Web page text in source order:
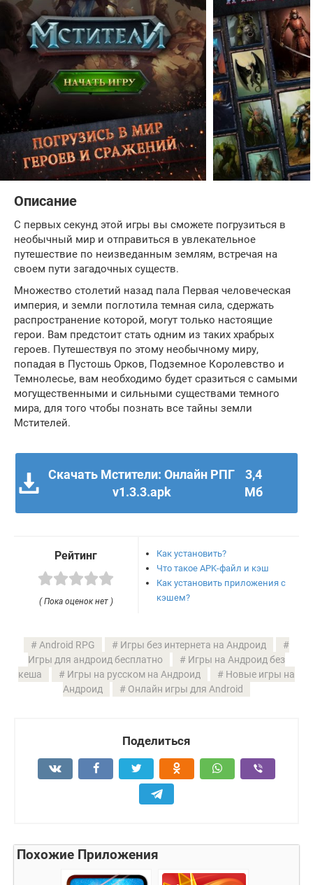
Описание
С первых секунд этой игры вы сможете погрузиться в
необычный мир и отправиться в увлекательное
путешествие по неизведанным землям, встречая на
своем пути загадочных существ.
Множество столетий назад пала Первая человеческая
империя, и земли поглотила темная сила, сдержать
распространение которой, могут только настоящие
герои. Вам предстоит стать одним из таких храбрых
героев. Путешествуя по этому необычному миру,
попадая в Пустошь Орков, Подземное Королевство и
Темнолесье, вам необходимо будет сразиться с самыми
могущественными и сильными существами темного
мира, для того чтобы познать все тайны земли
Мстителей.
Скачать Мстители: Онлайн РПГ
v1.3.3.apk
3,4
Мб
Рейтинг
( Пока оценок нет )
Как установить?
Что такое APK-файл и кэш
Как установить приложения с
кэшем?
Android RPG
Игры без интернета на Андроид
Игры для андроид бесплатно
Игры на Андроид без
кеша
Игры на русском на Андроид
Новые игры на
Андроид
Онлайн игры для Android
Поделиться
Похожие Приложения